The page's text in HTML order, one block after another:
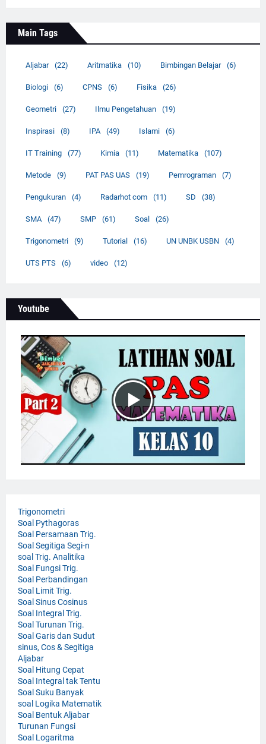
Main Tags
Aljabar (22) Aritmatika (10) Bimbingan Belajar (6)
Biologi (6) CPNS (6) Fisika (26)
Geometri (27) Ilmu Pengetahuan (19)
Inspirasi (8) IPA (49) Islami (6)
IT Training (77) Kimia (11) Matematika (107)
Metode (9) PAT PAS UAS (19) Pemrograman (7)
Pengukuran (4) Radarhot com (11) SD (38)
SMA (47) SMP (61) Soal (26)
Trigonometri (9) Tutorial (16) UN UNBK USBN (4)
UTS PTS (6) video (12)
Youtube
Trigonometri
Soal Pythagoras
Soal Persamaan Trig.
Soal Segitiga Segi-n
soal Trig. Analitika
Soal Fungsi Trig.
Soal Perbandingan
Soal Limit Trig.
Soal Sinus Cosinus
Soal Integral Trig.
Soal Turunan Trig.
Soal Garis dan Sudut
sinus, Cos & Segitiga
Aljabar
Soal Hitung Cepat
Soal Integral tak Tentu
Soal Suku Banyak
soal Logika Matematik
Soal Bentuk Aljabar
Turunan Fungsi
Soal Logaritma